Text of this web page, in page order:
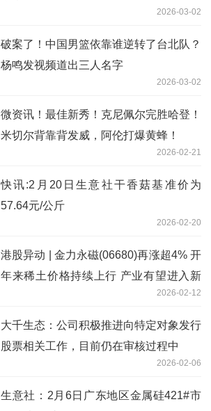
2026-03-02
破案了！中国男篮依靠谁逆转了台北队？
杨鸣发视频道出三人名字
2026-03-02
微资讯！最佳新秀！克尼佩尔完胜哈登！
米切尔背靠背发威，阿伦打爆黄蜂！
2026-02-21
快讯:2月20日生意社干香菇基准价为
57.64元/公斤
2026-02-20
港股异动 | 金力永磁(06680)再涨超4% 开
年来稀土价格持续上行 产业有望进入新
2026-02-12
大千生态：公司积极推进向特定对象发行
股票相关工作，目前仍在审核过程中
2026-02-06
生意社：2月6日广东地区金属硅421#市